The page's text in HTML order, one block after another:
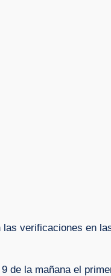
verificaciones en
de la mañana el